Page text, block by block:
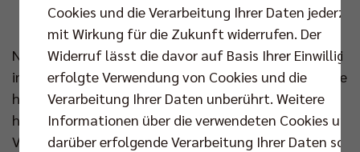
>>> JETZT TICKETS SICHERN <<<
Nach dem ausverkauften Heim-Länderspiel Ende Mai
in Neu-Ulm können sich die Fans nun auf zwei weitere
hochklassige Auftritte der DVV-Männer vor
heimischer Kulisse freuen. Außenangreifer und BR
Volleys Kapitän Ruben Schott blickt den
Cookies und die Verarbeitung Ihrer Daten
mit Wirkung für die Zukunft widerrufen. Der
Widerruf lässt die davor auf Basis Ihrer
erfolgte Verwendung von Cookies und die
Verarbeitung Ihrer Daten unberührt. Weitere
Informationen über die verwendeten Cookies und
darüber erfolgende Verarbeitung Ihrer Daten